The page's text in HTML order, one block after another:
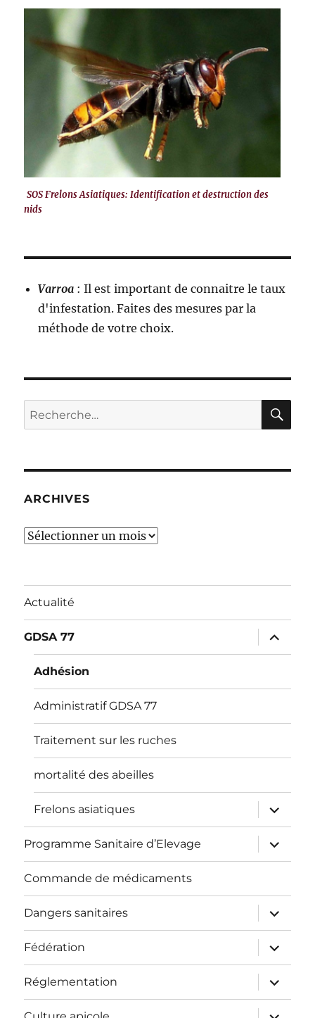
SOS Frelons Asiatiques: Identification et destruction des
nids
Varroa : Il est important de connaitre le taux
d'infestation. Faites des mesures par la
méthode de votre choix.
Recherche
pour :
ARCHIVES
Archives
Actualité
GDSA 77
ouvrir
le
sous-
Adhésion
Administratif GDSA 77
Traitement sur les ruches
mortalité des abeilles
Frelons asiatiques
ouvrir
le
sous-
menu
Programme Sanitaire d’Elevage
ouvrir
le
sous-
Commande de médicaments
Dangers sanitaires
ouvrir
le
sous-
menu
Fédération
ouvrir
le
sous-
menu
Réglementation
ouvrir
le
sous-
menu
ouvrir